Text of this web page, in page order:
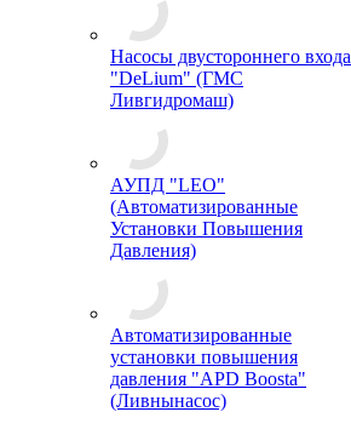
Насосы двустороннего входа
"DeLium" (ГМС
Ливгидромаш)
АУПД "LEO"
(Автоматизированные
Установки Повышения
Давления)
Автоматизированные
установки повышения
давления "APD Boosta"
(Ливнынасос)